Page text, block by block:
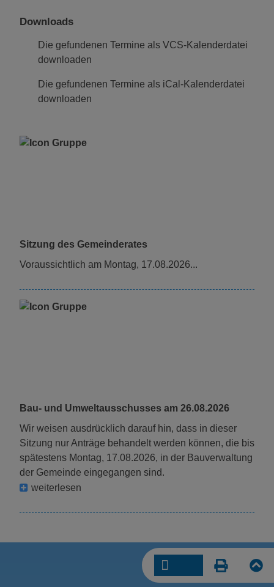
Downloads
Die gefundenen Termine als VCS-Kalenderdatei
downloaden
Die gefundenen Termine als iCal-Kalenderdatei
downloaden
Sitzung des Gemeinderates
voraussichtlich am Montag, 17.08.2026...
Bau- und Umweltausschusses am 26.08.2026
Wir weisen ausdrücklich darauf hin, dass in dieser
Sitzung nur Anträge behandelt werden können, die bis
spätestens Montag, 17.08.2026, in der Bauverwaltung
der Gemeinde eingegangen sind.
weiterlesen